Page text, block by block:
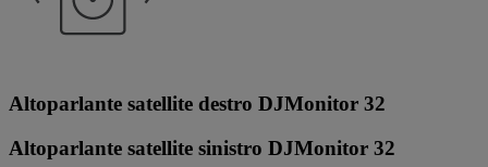
Altoparlante satellite destro DJMonitor 32
Altoparlante satellite sinistro DJMonitor 32